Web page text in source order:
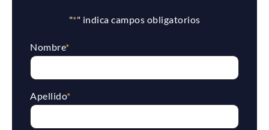
"*" indica campos obligatorios
Nombre*
Apellido*